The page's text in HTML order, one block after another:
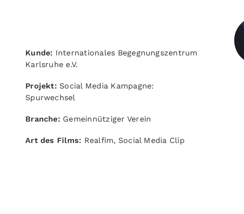
Kunde: Internationales Begegnungszentrum
Karlsruhe e.V.
Projekt: Social Media Kampagne:
Spurwechsel
Branche: Gemeinnütziger Verein
Art des Films: Realfim, Social Media Clip